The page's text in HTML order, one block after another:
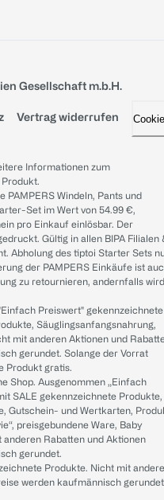
Gesellschaft m.b.H.
Vertrag widerrufen
Informationen zum
PAMPERS Windeln, Pants und
Set im Wert von 54.99 €,
pro Einkauf einlösbar. Der
Gültig in allen BIPA Filialen
Abholung des tiptoi Starter Sets
der PAMPERS Einkäufe ist
zu retournieren, andernfalls wird
Preiswert" gekennzeichnete
Säuglingsanfangsnahrung,
mit anderen Aktionen und
gerundet. Solange der Vorrat
Produkt gratis.
Shop. Ausgenommen „Einfach
SALE gekennzeichnete Produkte,
Gutschein- und Wertkarten,
preisgebundene Ware, Baby
Rabatten und Aktionen
gerundet.
Produkte. Nicht mit
werden kaufmännisch